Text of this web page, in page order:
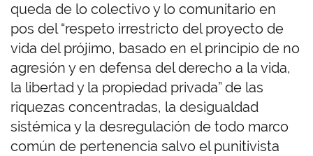
queda de lo colectivo y lo comunitario en
pos del “respeto irrestricto del proyecto de
vida del prójimo, basado en el principio de no
agresión y en defensa del derecho a la vida,
la libertad y la propiedad privada” de las
riquezas concentradas, la desigualdad
sistémica y la desregulación de todo marco
común de pertenencia salvo el punitivista